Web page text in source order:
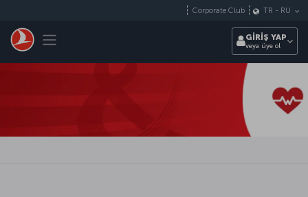
Toggle navigation
Corporate Club TR - RU
GİRİŞ YAP
veya üye ol